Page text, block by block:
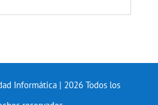
Informática | 2026 Todos los